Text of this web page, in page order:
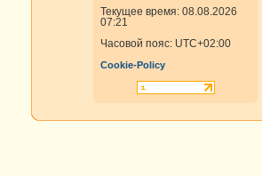
Текущее время: 08.08.2026
07:21
Часовой пояс: UTC+02:00
Cookie-Policy